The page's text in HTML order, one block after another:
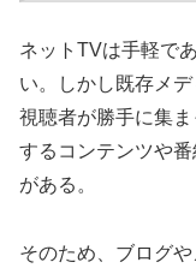
ネットTVは手軽で
い。しかし既存メ
視聴者が勝手に集
するコンテンツや
がある。
そのため、ブログ